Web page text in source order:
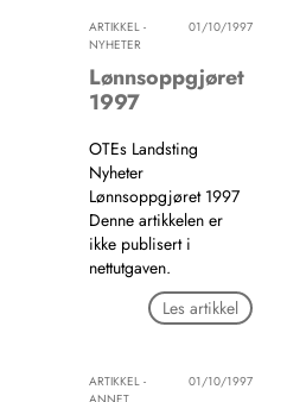
ARTIKKEL -
NYHETER
01/10/1997
Lønnsoppgjøret
1997
OTEs Landsting
Nyheter
Lønnsoppgjøret 1997
Denne artikkelen er
ikke publisert i
nettutgaven.
Les artikkel
ARTIKKEL -
01/10/1997